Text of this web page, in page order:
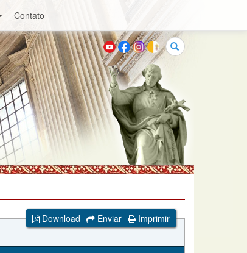
Contato
Buscar
Download Enviar
Imprimir